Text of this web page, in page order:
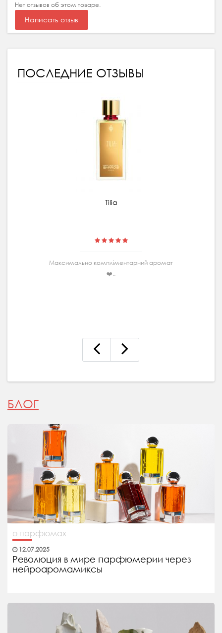
Нет отзывов об этом товаре.
Написать отзыв
ПОСЛЕДНИЕ ОТЗЫВЫ
Tilia
Максимально комплiментарний аромат
❤️..
БЛОГ
о парфюмах
12.07.2025
Революция в мире парфюмерии через
нейроаромамиксы